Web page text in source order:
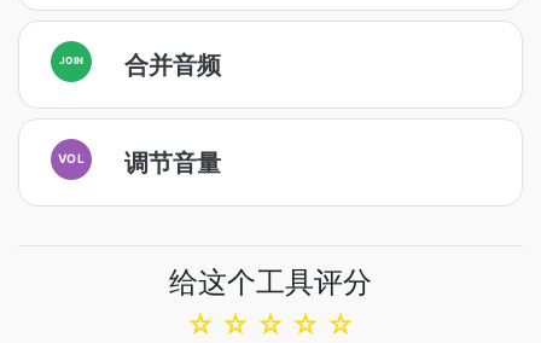
JOIN 合并音频
VOL 调节音量
给这个工具评分
☆
☆
☆
☆
☆